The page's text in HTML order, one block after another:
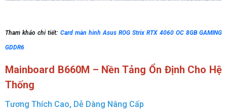
Tham khảo chi tiết: Card màn hình Asus ROG Strix RTX 4060 OC 8GB GAMING
GDDR6
Mainboard B660M – Nền Tảng Ổn Định Cho Hệ
Thống
Tương Thích Cao, Dễ Dàng Nâng Cấp